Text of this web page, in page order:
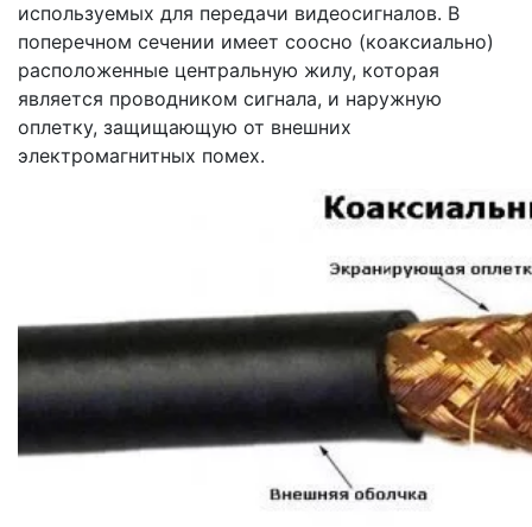
используемых для передачи видеосигналов. В
поперечном сечении имеет соосно (коаксиально)
расположенные центральную жилу, которая
является проводником сигнала, и наружную
оплетку, защищающую от внешних
электромагнитных помех.